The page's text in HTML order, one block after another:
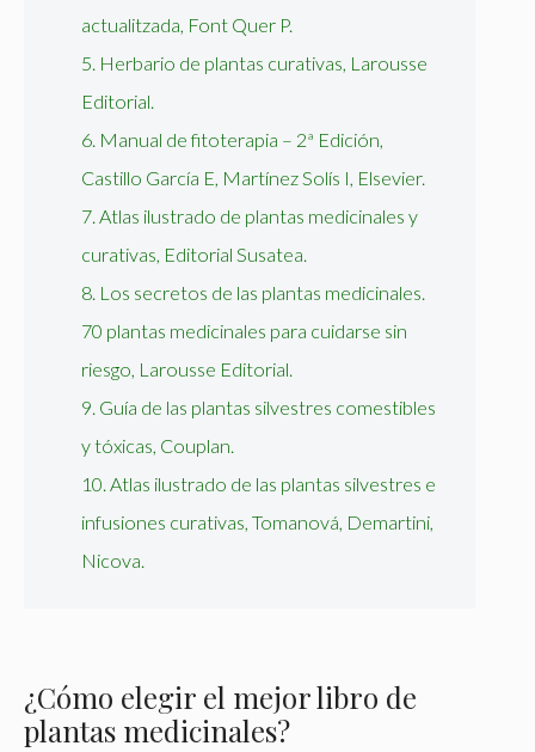
actualitzada, Font Quer P.
5. Herbario de plantas curativas, Larousse
Editorial.
6. Manual de fitoterapia – 2ª Edición,
Castillo García E, Martínez Solís I, Elsevier.
7. Atlas ilustrado de plantas medicinales y
curativas, Editorial Susatea.
8. Los secretos de las plantas medicinales.
70 plantas medicinales para cuidarse sin
riesgo, Larousse Editorial.
9. Guía de las plantas silvestres comestibles
y tóxicas, Couplan.
10. Atlas ilustrado de las plantas silvestres e
infusiones curativas, Tomanová, Demartini,
Nicova.
¿Cómo elegir el mejor libro de
plantas medicinales?